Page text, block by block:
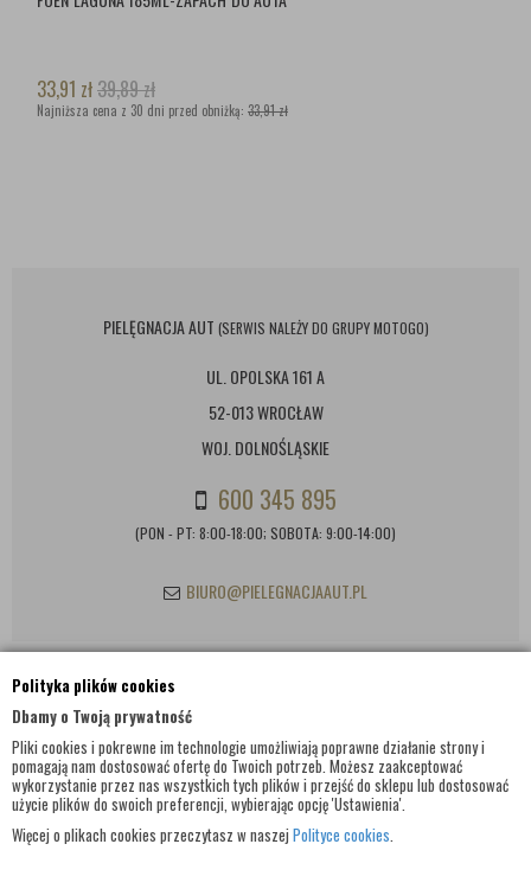
Polityka plików cookies
Dbamy o Twoją prywatność
Pliki cookies i pokrewne im technologie umożliwiają poprawne działanie strony i
pomagają nam dostosować ofertę do Twoich potrzeb. Możesz zaakceptować
wykorzystanie przez nas wszystkich tych plików i przejść do sklepu lub dostosować
użycie plików do swoich preferencji, wybierając opcję 'Ustawienia'.
Więcej o plikach cookies przeczytasz w naszej Polityce cookies.
33,91 zł39,89zł
Najniższa cena z 30 dni przed obniżką: 33,91 zł
PIELĘGNACJA AUT (SERWIS NALEŻY DO GRUPY MOTOGO)
UL. OPOLSKA 161 A
52-013 WROCŁAW
WOJ. DOLNOŚLĄSKIE
600 345 895
(PON - PT: 8:00-18:00; SOBOTA: 9:00-14:00)
BIURO@PIELEGNACJAAUT.PL
INFORMACJE KONTAKTOWE